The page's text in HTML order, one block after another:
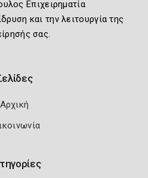
Επιχειρηματία
και την λειτουργία της
σας.
Αρχική